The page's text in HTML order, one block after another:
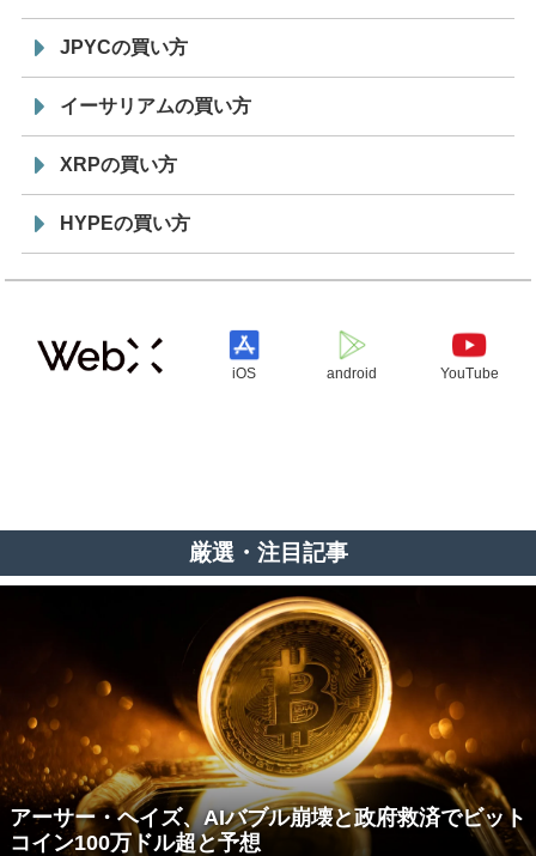
JPYCの買い方
イーサリアムの買い方
XRPの買い方
HYPEの買い方
iOS android YouTube
厳選・注目記事
アーサー・ヘイズ、AIバブル崩壊と政府救済でビット
コイン100万ドル超と予想